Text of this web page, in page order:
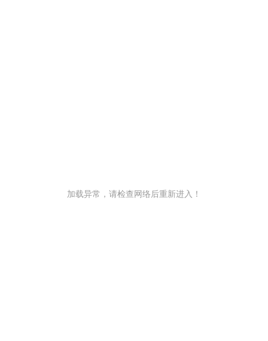
加载异常，请检查网络后重新进入！